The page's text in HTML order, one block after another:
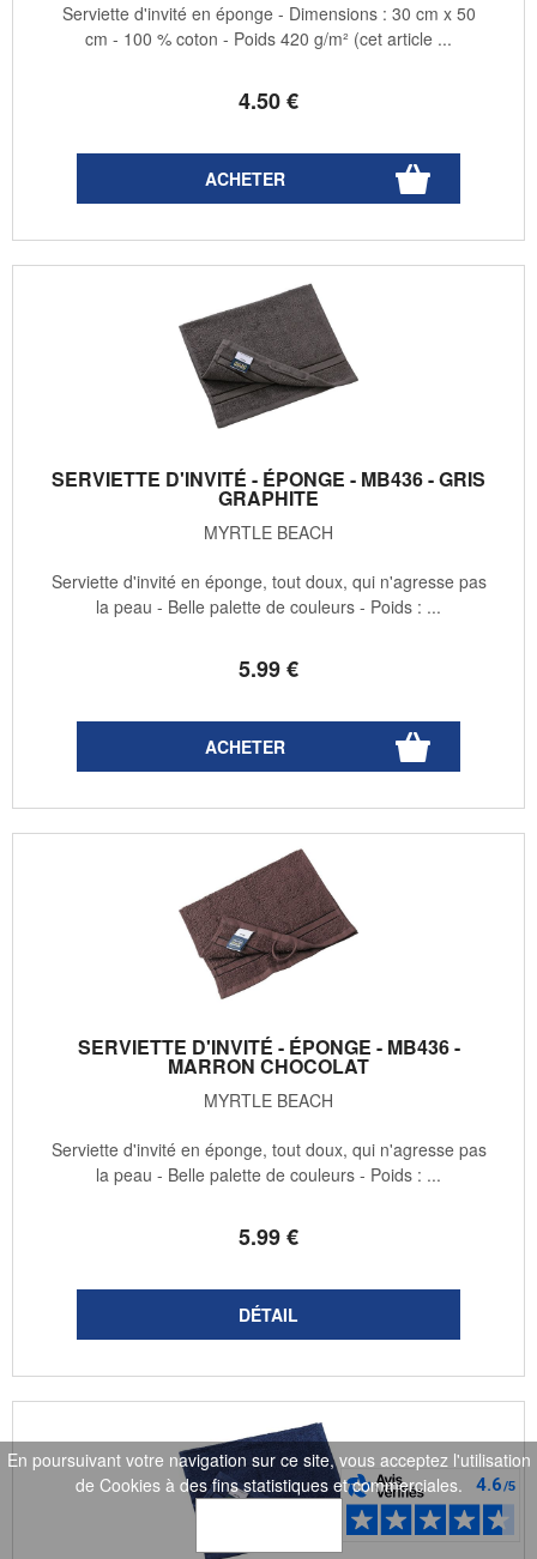
4.50€
Serviette d'invité en éponge - Dimensions : 30 cm x 50
cm - 100 % coton - Poids 420 g/m² (cet article ...
SERVIETTE D'INVITÉ - ÉPONGE - MB436 - GRIS
GRAPHITE
MYRTLE BEACH
5.99€
Serviette d'invité en éponge, tout doux, qui n'agresse pas
la peau - Belle palette de couleurs - Poids : ...
SERVIETTE D'INVITÉ - ÉPONGE - MB436 -
MARRON CHOCOLAT
MYRTLE BEACH
5.99€
Serviette d'invité en éponge, tout doux, qui n'agresse pas
la peau - Belle palette de couleurs - Poids : ...
En poursuivant votre navigation sur ce site, vous acceptez l'utilisation
de Cookies à des fins statistiques et commerciales.